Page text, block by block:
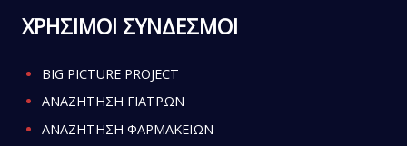
ΧΡΗΣΙΜΟΙ ΣΥΝΔΕΣΜΟΙ
BIG PICTURE PROJECT
ΑΝΑΖΗΤΗΣΗ ΓΙΑΤΡΩΝ
ΑΝΑΖΗΤΗΣΗ ΦΑΡΜΑΚΕΙΩΝ